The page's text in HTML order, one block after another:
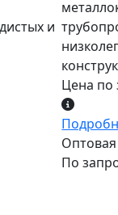
и
Цена по
Оптовая
По